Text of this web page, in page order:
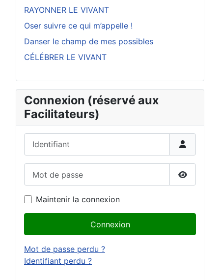
RAYONNER LE VIVANT
Oser suivre ce qui m’appelle !
Danser le champ de mes possibles
CÉLÉBRER LE VIVANT
Connexion (réservé aux
Facilitateurs)
Afficher
Maintenir la connexion
Connexion
Mot de passe perdu ?
Identifiant perdu ?